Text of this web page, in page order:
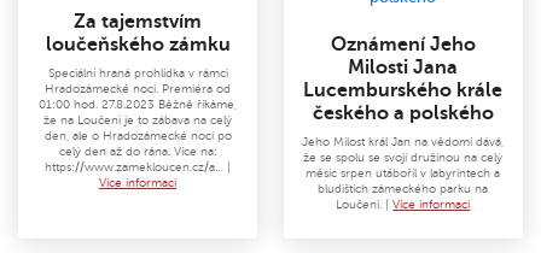
Za tajemstvím
loučeňského zámku
Speciální hraná prohlídka v rámci
Hradozámecké noci. Premiéra od
01:00 hod. 27.8.2023 Běžně říkáme,
že na Loučeni je to zábava na celý
den, ale o Hradozámecké noci po
celý den až do rána. Více na:
https://www.zamekloucen.cz/a… |
Více informací
Oznámení Jeho
Milosti Jana
Lucemburského krále
českého a polského
Jeho Milost král Jan na vědomí dává,
že se spolu se svojí družinou na celý
měsíc srpen utábořil v labyrintech a
bludištích zámeckého parku na
Loučeni. |Více informací